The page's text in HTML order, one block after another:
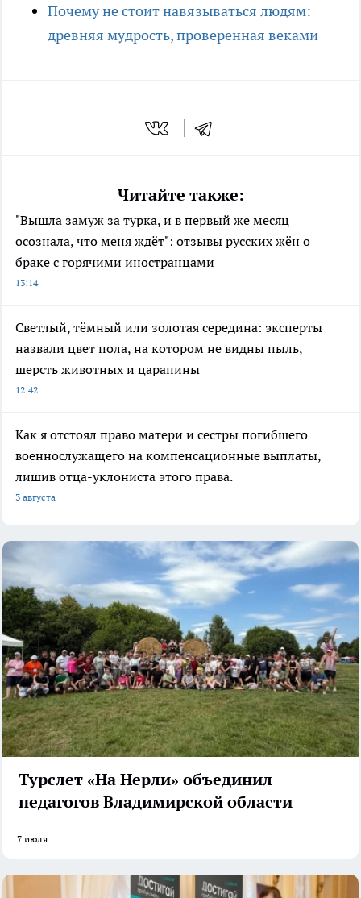
Почему не стоит навязываться людям:
древняя мудрость, проверенная веками
Читайте также:
"Вышла замуж за турка, и в первый же месяц
осознала, что меня ждёт": отзывы русских жён о
браке с горячими иностранцами
13:14
Светлый, тёмный или золотая середина: эксперты
назвали цвет пола, на котором не видны пыль,
шерсть животных и царапины
12:42
Как я отстоял право матери и сестры погибшего
военнослужащего на компенсационные выплаты,
лишив отца-уклониста этого права.
3 августа
Турслет «На Нерли» объединил
педагогов Владимирской области
7 июля